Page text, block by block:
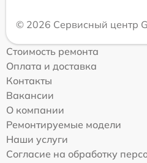
© 2026 Сервисный центр
Стоимость ремонта
Оплата и доставка
Контакты
Вакансии
О компании
Ремонтируемые модели
Наши услуги
Согласие на обработку